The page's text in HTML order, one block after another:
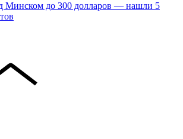
Минском до 300 долларов — нашли 5